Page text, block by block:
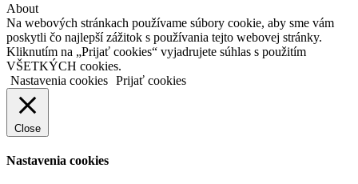
About
Na webových stránkach používame súbory cookie, aby sme vám
poskytli čo najlepší zážitok s používania tejto webovej stránky.
Kliknutím na „Prijať cookies“ vyjadrujete súhlas s použitím
VŠETKÝCH cookies.
Nastavenia cookies Prijať cookies
Close
Nastavenia cookies